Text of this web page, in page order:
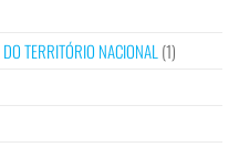
TERRITÓRIO NACIONAL (1)